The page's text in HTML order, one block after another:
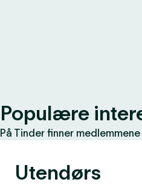
Populære
På Tinder finner
Utendørs